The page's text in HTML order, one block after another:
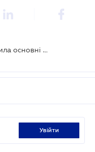
Держпродспоживслужба узагальнила основні порушення в громадському харчуванні
увійти